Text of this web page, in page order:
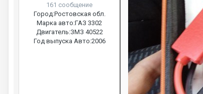
161 сообщение
Город:Ростовская обл.
Марка авто:ГАЗ 3302
Двигатель:ЗМЗ 40522
Год выпуска Авто:2006